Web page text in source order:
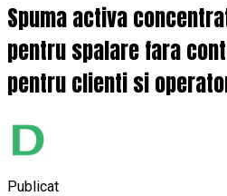
Spuma activa
pentru spalare fara
pentru clienti si
Publicat